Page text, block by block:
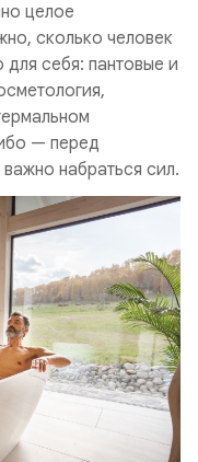
целое
сколько человек
для себя: пантовые и
— перед
набраться сил.